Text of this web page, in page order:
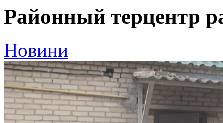
Районный терцентр
Новини